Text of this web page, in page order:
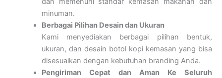
minuman.
Berbagai Pilihan Desain dan Ukuran
Kami menyediakan berbagai pilihan bentuk,
ukuran, dan desain botol kopi kemasan yang bisa
disesuaikan dengan kebutuhan branding Anda.
Pengiriman Cepat dan Aman Ke Seluruh